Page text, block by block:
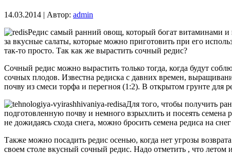
14.03.2014 | Автор: admin
Редис самый ранний овощ, который богат витаминами и
за вкусные салаты, которые можно приготовить при его
так-то просто. Так как же вырастить сочный редис?
Сочный редис можно вырастить только тогда, когда будут
сочных плодов. Известна редиска с давних времен,
почву из смеси торфа и перегноя (1:2). В открытом грунте
Для того, чтобы получить
подготовленную почву и немного взрыхлить и посеять
не дожидаясь схода снега, можно бросить семена редиса на
Также можно посадить редис осенью, когда нет угрозы
своем столе вкусный сочный редис. Надо отметить , что летом